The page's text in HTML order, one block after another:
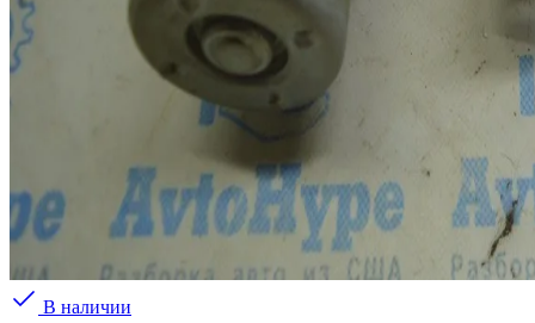
В наличии